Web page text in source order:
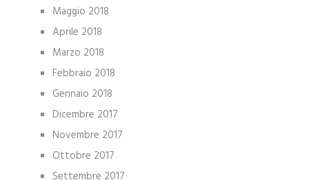
Maggio 2018
Aprile 2018
Marzo 2018
Febbraio 2018
Gennaio 2018
Dicembre 2017
Novembre 2017
Ottobre 2017
Settembre 2017